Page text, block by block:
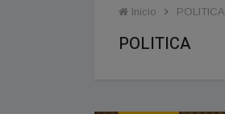
Inicio POLITICA
POLITICA